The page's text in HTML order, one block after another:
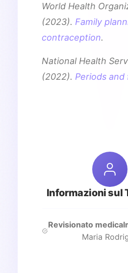
World Health
(2023). Family
contraception.
National Health
(2022). Periods
Informazioni sul
Revisionato
Maria